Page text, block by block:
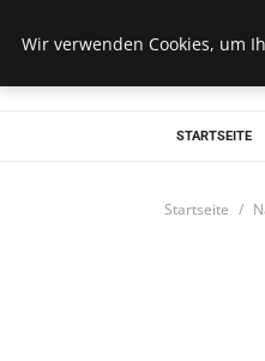
Wk
STARTSEITE
Startseite
Wir verwenden Cookies, um